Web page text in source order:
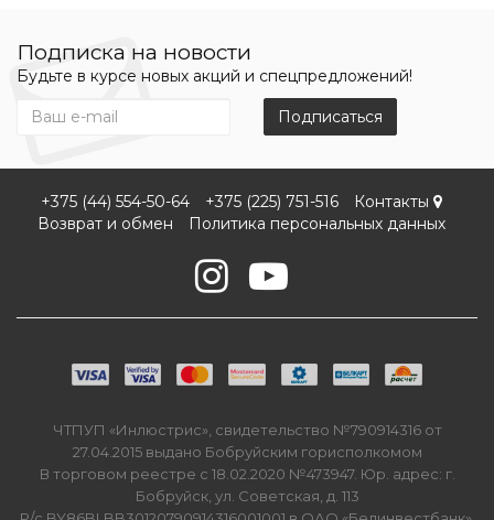
Подписка на новости
Будьте в курсе новых акций и спецпредложений!
Подписаться
+375 (44) 554-50-64 +375 (225) 751-516
Контакты
Возврат и обмен
Политика персональных данных
ЧТПУП «Инлюстрис», свидетельство №790914316 от
27.04.2015 выдано Бобруйским горисполкомом
В торговом реестре с 18.02.2020 №473947. Юр. адрес: г.
Бобруйск, ул. Советская, д. 113